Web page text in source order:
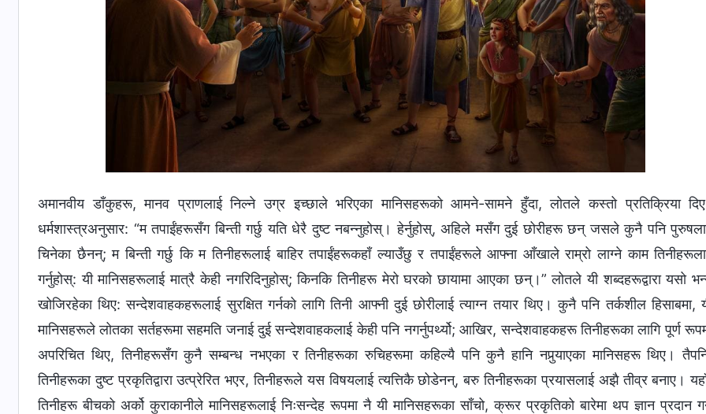
अमानवीय डाँकुहरू, मानव प्राणलाई निल्‍ने उग्र इच्‍छाले भरिएका मानिसहरूको आमने-सामने हुँदा, लोतले कस्तो प्रतिक्रिया
धर्मशास्‍त्रअनुसार: “म तपाईंहरूसँग बिन्ती गर्छु यति धेरै दुष्ट नबन्‍नुहोस्। हेर्नुहोस्, अहिले मसँग दुई छोरीहरू छन् जसले कुनै पनि
चिनेका छैनन्; म बिन्ती गर्छु कि म तिनीहरूलाई बाहिर तपाईंहरूकहाँ ल्याउँछु र तपाईंहरूले आफ्ना आँखाले राम्रो लाग्‍ने काम
गर्नुहोस्: यी मानिसहरूलाई मात्रै केही नगरिदिनुहोस्; किनकि तिनीहरू मेरो घरको छायामा आएका छन्।” लोतले यी शब्‍दहरूद्वारा यसो
खोजिरहेका थिए: सन्देशवाहकहरूलाई सुरक्षित गर्नको लागि तिनी आफ्‍नी दुई छोरीलाई त्याग्‍न तयार थिए। कुनै पनि तर्कशील हिसाबमा,
मानिसहरूले लोतका सर्तहरूमा सहमति जनाई दुई सन्देशवाहकलाई केही पनि नगर्नुपर्थ्यो; आखिर, सन्देशवाहकहरू तिनीहरूका लागि पूर्ण
अपरिचित थिए, तिनीहरूसँग कुनै सम्‍बन्ध नभएका र तिनीहरूका रुचिहरूमा कहिल्यै पनि कुनै हानि नपुर्‍याएका मानिसहरू थिए।
तिनीहरूका दुष्ट प्रकृतिद्वारा उत्प्रेरित भएर, तिनीहरूले यस विषयलाई त्यत्तिकै छोडेनन्, बरु तिनीहरूका प्रयासलाई अझै तीव्र बनाए।
तिनीहरू बीचको अर्को कुराकानीले मानिसहरूलाई निःसन्देह रूपमा नै यी मानिसहरूका साँचो, क्रूर प्रकृतिको बारेमा थप ज्ञान प्रदान